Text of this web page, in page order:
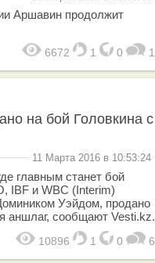
Аршавин продолжит
6672 1 0 1
на бой Головкина с
11 Марта 2016 в 10:53:24
главным станет бой
IBF и WBC (Interim)
Уэйдом, продано
аншлаг, сообщают Vesti.kz.
10896 1 0 6